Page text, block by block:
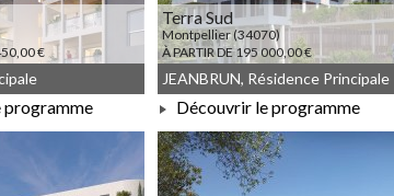
€
104 450,00 €
programme
Terra Sud
Montpellier (34070)
À PARTIR DE 195 000,00 €
À PARTIR DE 195 000,00 €
JEANBRUN, Résidence Principale
Découvrir le programme